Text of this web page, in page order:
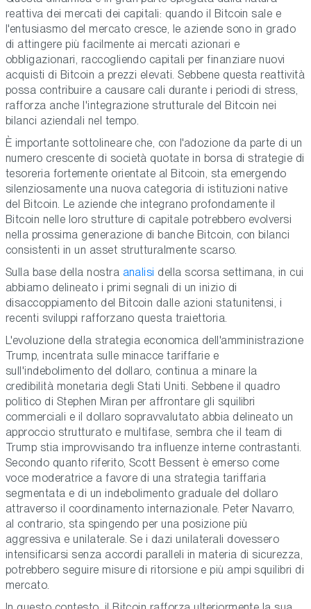
reattiva dei mercati dei capitali: quando il Bitcoin sale e
l'entusiasmo del mercato cresce, le aziende sono in grado
di attingere più facilmente ai mercati azionari e
obbligazionari, raccogliendo capitali per finanziare nuovi
acquisti di Bitcoin a prezzi elevati. Sebbene questa reattività
possa contribuire a causare cali durante i periodi di stress,
rafforza anche l'integrazione strutturale del Bitcoin nei
bilanci aziendali nel tempo.
È importante sottolineare che, con l'adozione da parte di un
numero crescente di società quotate in borsa di strategie di
tesoreria fortemente orientate al Bitcoin, sta emergendo
silenziosamente una nuova categoria di istituzioni native
del Bitcoin. Le aziende che integrano profondamente il
Bitcoin nelle loro strutture di capitale potrebbero evolversi
nella prossima generazione di banche Bitcoin, con bilanci
consistenti in un asset strutturalmente scarso.
Sulla base della nostra analisi della scorsa settimana, in cui
abbiamo delineato i primi segnali di un inizio di
disaccoppiamento del Bitcoin dalle azioni statunitensi, i
recenti sviluppi rafforzano questa traiettoria.
L'evoluzione della strategia economica dell'amministrazione
Trump, incentrata sulle minacce tariffarie e
sull'indebolimento del dollaro, continua a minare la
credibilità monetaria degli Stati Uniti. Sebbene il quadro
politico di Stephen Miran per affrontare gli squilibri
commerciali e il dollaro sopravvalutato abbia delineato un
approccio strutturato e multifase, sembra che il team di
Trump stia improvvisando tra influenze interne contrastanti.
Secondo quanto riferito, Scott Bessent è emerso come
voce moderatrice a favore di una strategia tariffaria
segmentata e di un indebolimento graduale del dollaro
attraverso il coordinamento internazionale. Peter Navarro,
al contrario, sta spingendo per una posizione più
aggressiva e unilaterale. Se i dazi unilaterali dovessero
intensificarsi senza accordi paralleli in materia di sicurezza,
potrebbero seguire misure di ritorsione e più ampi squilibri di
mercato.